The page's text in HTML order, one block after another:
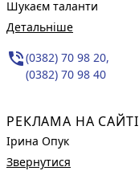
Шукаєм таланти
Детальніше
phone_in_talk(0382) 70 98 20,
(0382) 70 98 40
РЕКЛАМА НА САЙТІ
Ірина Опук
Звернутися